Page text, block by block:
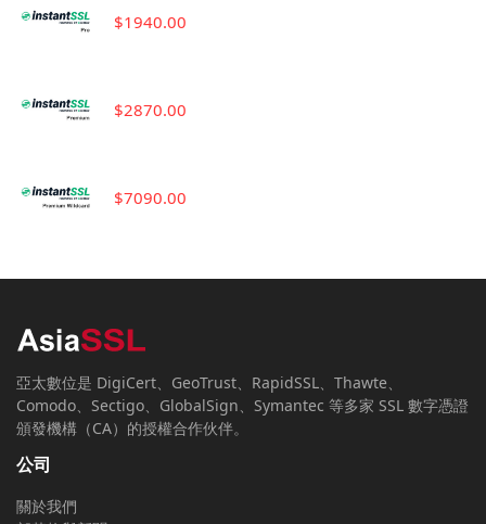
$1940.00
$2870.00
$7090.00
亞太數位是 DigiCert、GeoTrust、RapidSSL、Thawte、
Comodo、Sectigo、GlobalSign、Symantec 等多家 SSL 數字憑證
頒發機構（CA）的授權合作伙伴。
公司
關於我們